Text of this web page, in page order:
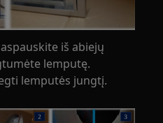
iš abiejų
lemputę.
lemputės jungtį.